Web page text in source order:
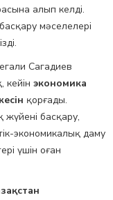
алып келді.
мәселелері
Сагадиев
экономика
қорғады.
басқару,
экономикалық даму
үшін оған